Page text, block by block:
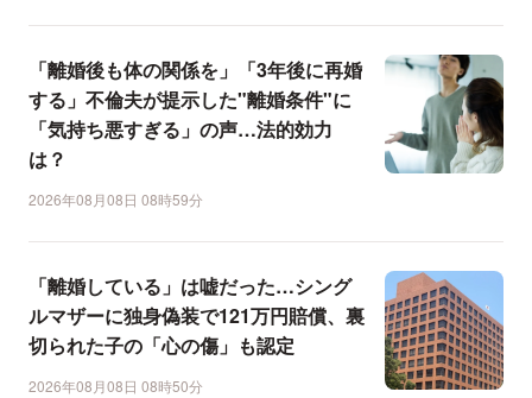
「離婚後も体の関係を」「3年後に再婚
する」不倫夫が提示した"離婚条件"に
「気持ち悪すぎる」の声…法的効力
は？
2026年08月08日 08時59分
「離婚している」は嘘だった…シング
ルマザーに独身偽装で121万円賠償、裏
切られた子の「心の傷」も認定
2026年08月08日 08時50分